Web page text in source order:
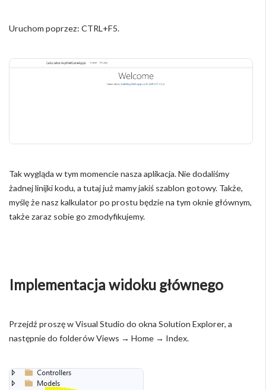
Uruchom poprzez: CTRL+F5.
Tak wygląda w tym momencie nasza aplikacja. Nie dodaliśmy
żadnej linijki kodu, a tutaj już mamy jakiś szablon gotowy. Także,
myślę że nasz kalkulator po prostu będzie na tym oknie głównym,
także zaraz sobie go zmodyfikujemy.
Implementacja widoku głównego
Przejdź proszę w Visual Studio do okna Solution Explorer, a
następnie do folderów Views → Home → Index.